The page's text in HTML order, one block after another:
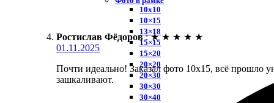
10х10
10×15
13×18
15×15
15×20
20×20
20×30
30×30
30×40
Ростислав Фёдоров : ★ ★ ★ ★ ★
01.11.2025
Почти идеально! Заказал фото 10х15, всё прошло
зашкаливают.